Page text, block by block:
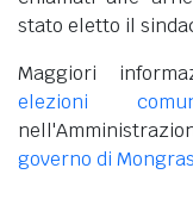
stato eletto il
Maggiori
elezioni
governo di